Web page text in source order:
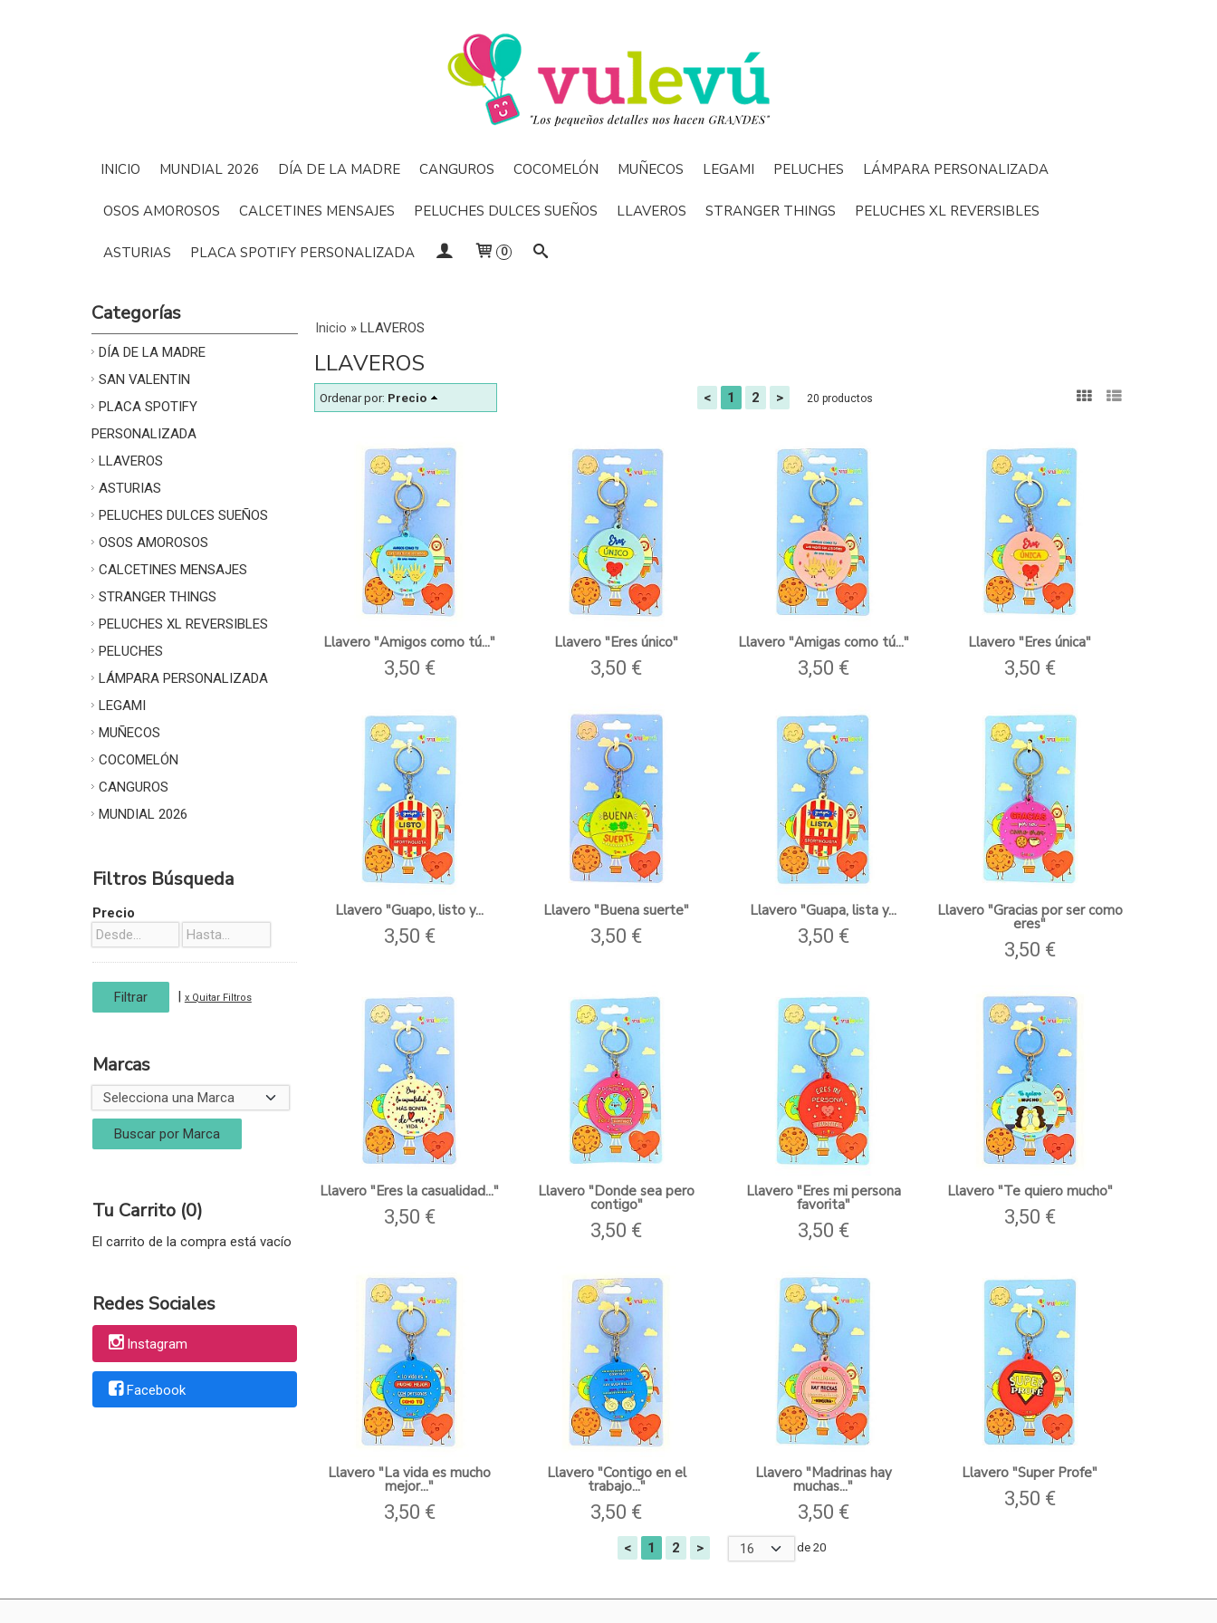
INICIO MUNDIAL 2026 DÍA DE LA MADRE CANGUROS COCOMELÓN MUÑECOS LEGAMI PELUCHES LÁMPARA PERSONALIZADA
OSOS AMOROSOS CALCETINES MENSAJES PELUCHES DULCES SUEÑOS LLAVEROS STRANGER THINGS PELUCHES XL REVERSIBLES
ASTURIAS PLACA SPOTIFY PERSONALIZADA 0
Categorías
DÍA DE LA MADRE
SAN VALENTIN
PLACA SPOTIFY
PERSONALIZADA
LLAVEROS
ASTURIAS
PELUCHES DULCES SUEÑOS
OSOS AMOROSOS
CALCETINES MENSAJES
STRANGER THINGS
PELUCHES XL REVERSIBLES
PELUCHES
LÁMPARA PERSONALIZADA
LEGAMI
MUÑECOS
COCOMELÓN
CANGUROS
MUNDIAL 2026
Filtros Búsqueda
Precio
| x Quitar Filtros
Marcas
Tu Carrito (0)
El carrito de la compra está vacío
Redes Sociales
Instagram
Facebook
Inicio » LLAVEROS
LLAVEROS
Ordenar por: Precio < 1 2 > 20 productos
Llavero "Amigos como tú..."
3,50 €
Llavero "Eres único"
3,50 €
Llavero "Amigas como tú..."
3,50 €
Llavero "Eres única"
3,50 €
Llavero "Guapo, listo y...
3,50 €
Llavero "Buena suerte"
3,50 €
Llavero "Guapa, lista y...
3,50 €
Llavero "Gracias por ser como
eres"
3,50 €
Llavero "Eres la casualidad..."
3,50 €
Llavero "Donde sea pero
contigo"
3,50 €
Llavero "Eres mi persona
favorita"
3,50 €
Llavero "Te quiero mucho"
3,50 €
Llavero "La vida es mucho
mejor..."
3,50 €
Llavero "Contigo en el
trabajo..."
3,50 €
Llavero "Madrinas hay
muchas..."
3,50 €
Llavero "Super Profe"
3,50 €
< 1 2 > de 20